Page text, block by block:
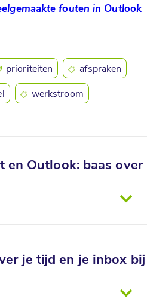
fouten in Outlook
prioriteiten afspraken
werkstroom
en Outlook: baas over
je tijd en je inbox bij